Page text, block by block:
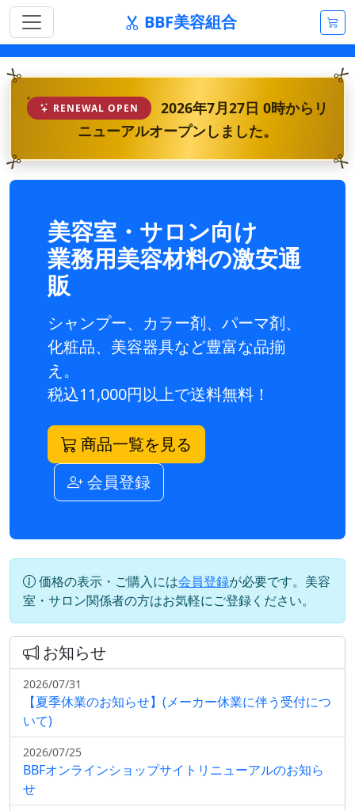
BBF美容組合
RENEWAL OPEN
2026年7月27日 0時からリ
ニューアルオープンしました。
美容室・サロン向け
業務用美容材料の激安通
販
シャンプー、カラー剤、パーマ剤、
化粧品、美容器具など豊富な品揃
え。
税込11,000円以上で送料無料！
商品一覧を見る
会員登録
価格の表示・ご購入には会員登録が必要です。美容
室・サロン関係者の方はお気軽にご登録ください。
お知らせ
2026/07/31
【夏季休業のお知らせ】(メーカー休業に伴う受付につ
いて)
2026/07/25
BBFオンラインショップサイトリニューアルのお知ら
せ